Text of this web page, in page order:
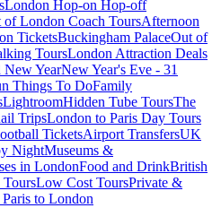
London Hop-on Hop-off
of London Coach ToursAfternoon
TicketsBuckingham PalaceOut of
ToursLondon Attraction Deals
New YearNew Year's Eve - 31
Things To DoFamily
LightroomHidden Tube ToursThe
TripsLondon to Paris Day Tours
TicketsAirport TransfersUK
NightMuseums &
in LondonFood and DrinkBritish
ToursLow Cost ToursPrivate &
to London